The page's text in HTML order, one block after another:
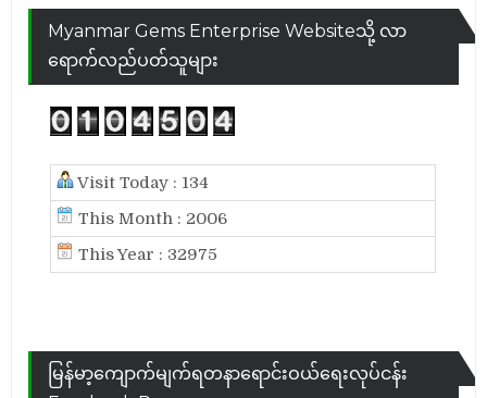
Myanmar Gems Enterprise Websiteသို့ လာ
ရောက်လည်ပတ်သူများ
Visit Today : 134
This Month : 2006
This Year : 32975
မြန်မာ့ကျောက်မျက်ရတနာရောင်းဝယ်ရေးလုပ်ငန်း